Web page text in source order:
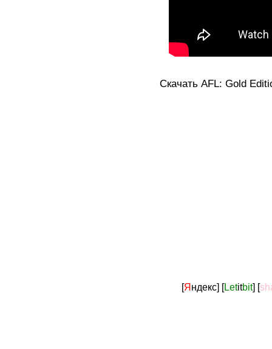
Скачать AFL: Gold
[Яндекс] [Letitbit] [